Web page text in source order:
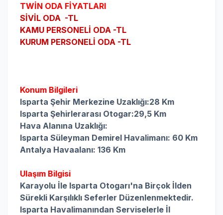
TWİN ODA FİYATLARI
SİVİL ODA -TL
KAMU PERSONELİ ODA -TL
KURUM PERSONELİ ODA -TL
Konum Bilgileri
Isparta Şehir Merkezine Uzaklığı:28 Km
Isparta Şehirlerarası Otogar:29,5 Km
Hava Alanına Uzaklığı:
Isparta Süleyman Demirel Havalimanı: 60 Km
Antalya Havaalanı: 136 Km
Ulaşım Bilgisi
Karayolu İle Isparta Otogarı'na Birçok İlden
Sürekli Karşılıklı Seferler Düzenlenmektedir.
Isparta Havalimanından Serviselerle İl